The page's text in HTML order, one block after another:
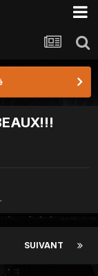
SUIVANT